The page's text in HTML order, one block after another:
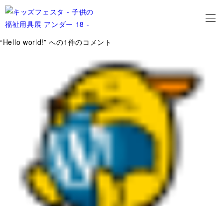
“Hello world!” への1件のコメント